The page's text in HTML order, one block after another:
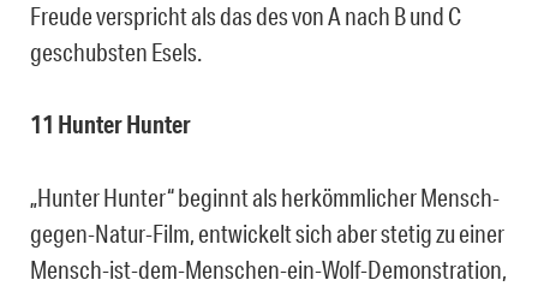
Freude verspricht als das des von A nach B und C
geschubsten Esels.
11 Hunter Hunter
„Hunter Hunter“ beginnt als herkömmlicher Mensch-
gegen-Natur-Film, entwickelt sich aber stetig zu einer
Mensch-ist-dem-Menschen-ein-Wolf-Demonstration,